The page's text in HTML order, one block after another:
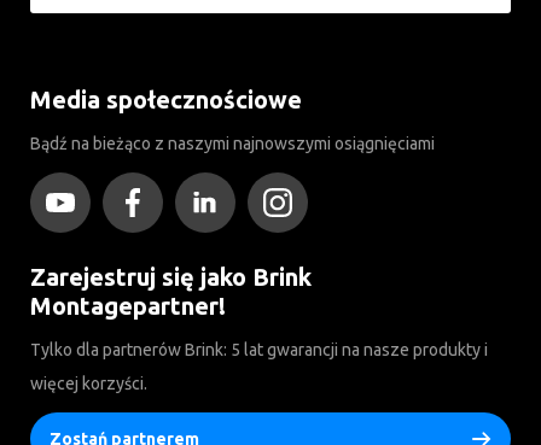
Media społecznościowe
Bądź na bieżąco z naszymi najnowszymi osiągnięciami
Zarejestruj się jako Brink
Montagepartner!
Tylko dla partnerów Brink: 5 lat gwarancji na nasze produkty i
więcej korzyści.
Zostań partnerem